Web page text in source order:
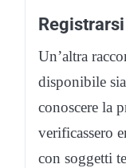
Un’altra
disponibile
conoscere la
verificassero
con soggetti